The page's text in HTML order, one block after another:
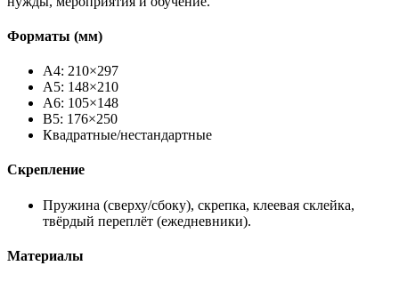
Форматы (мм)
A4: 210×297
A5: 148×210
A6: 105×148
B5: 176×250
Квадратные/нестандартные
Скрепление
Пружина (сверху/сбоку), скрепка, клеевая склейка,
твёрдый переплёт (ежедневники).
Материалы